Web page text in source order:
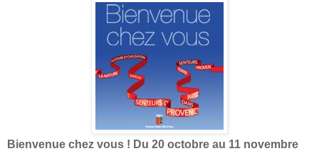
Bienvenue chez vous ! Du 20 octobre au 11 novembre